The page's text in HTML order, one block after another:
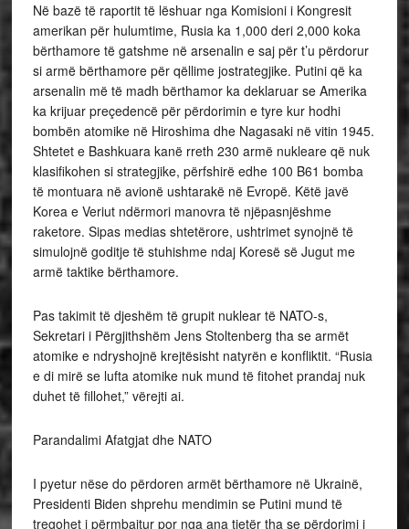
Në bazë të raportit të lëshuar nga Komisioni i Kongresit
amerikan për hulumtime, Rusia ka 1,000 deri 2,000 koka
bërthamore të gatshme në arsenalin e saj për t’u përdorur
si armë bërthamore për qëllime jostrategjike. Putini që ka
arsenalin më të madh bërthamor ka deklaruar se Amerika
ka krijuar preçedencë për përdorimin e tyre kur hodhi
bombën atomike në Hiroshima dhe Nagasaki në vitin 1945.
Shtetet e Bashkuara kanë rreth 230 armë nukleare që nuk
klasifikohen si strategjike, përfshirë edhe 100 B61 bomba
të montuara në avionë ushtarakë në Evropë. Këtë javë
Korea e Veriut ndërmori manovra të njëpasnjëshme
raketore. Sipas medias shtetërore, ushtrimet synojnë të
simulojnë goditje të stuhishme ndaj Koresë së Jugut me
armë taktike bërthamore.
Pas takimit të djeshëm të grupit nuklear të NATO-s,
Sekretari i Përgjithshëm Jens Stoltenberg tha se armët
atomike e ndryshojnë krejtësisht natyrën e konfliktit. “Rusia
e di mirë se lufta atomike nuk mund të fitohet prandaj nuk
duhet të fillohet,” vërejti ai.
Parandalimi Afatgjat dhe NATO
I pyetur nëse do përdoren armët bërthamore në Ukrainë,
Presidenti Biden shprehu mendimin se Putini mund të
tregohet i përmbajtur por nga ana tjetër tha se përdorimi i